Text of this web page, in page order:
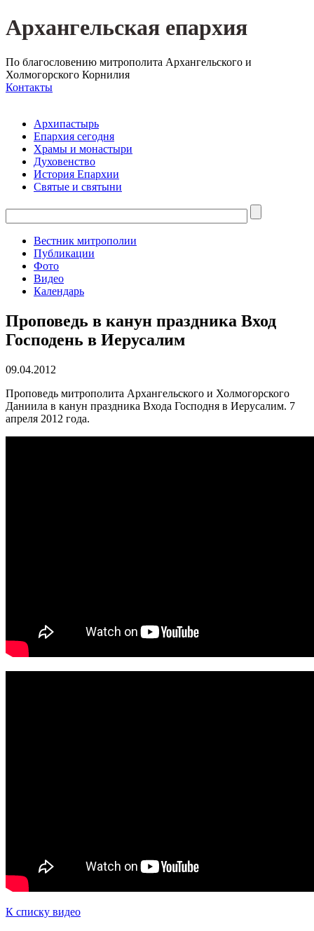
Архангельская епархия
По благословению митрополита Архангельского и
Холмогорского Корнилия
Контакты
Архипастырь
Епархия сегодня
Храмы и монастыри
Духовенство
История Епархии
Святые и святыни
Вестник митрополии
Публикации
Фото
Видео
Календарь
Проповедь в канун праздника Вход
Господень в Иерусалим
09.04.2012
Проповедь митрополита Архангельского и Холмогорского
Даниила в канун праздника Входа Господня в Иерусалим. 7
апреля 2012 года.
К списку видео